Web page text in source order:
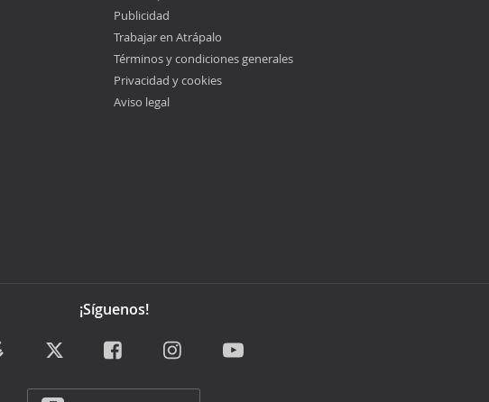
Publicidad
Trabajar en Atrápalo
Términos y condiciones generales
Privacidad y cookies
Aviso legal
¡Síguenos!